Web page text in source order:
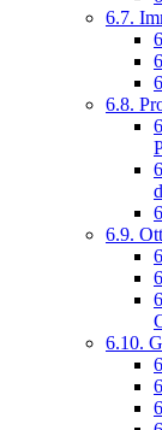
6.7.
6.8.
6.9.
6.10.